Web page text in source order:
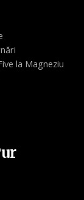
la Magneziu